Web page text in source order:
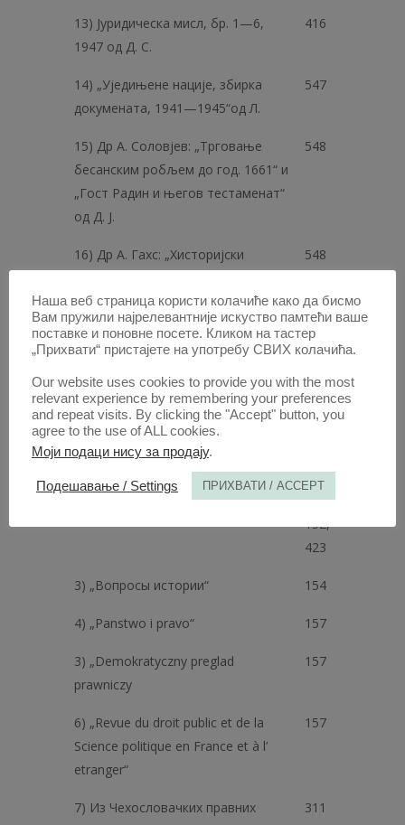
13) Јуридическа мисл, бр. 1—6,
1947 од Д. С.
416
14) „Уједињене нације, збирка
докумената, 1941—1945“од Л.
547
15) Др А. Соловјев: „Трговање
бесанским робљем до год. 1661“ и
„Гост Радин и његов тестаменат“
од Д. Ј.
548
16) Др А. Гахс: „Хисторијски
Прокоп
548
17) А. П. Климов: „Суштина
совјетске трговине“ од Б. Н.
551
Преглед часописа
1) Большевик“ стр. 144, 145, 147,
З04, 306, 308, 309, 416, 421, 553
2) „Известия Академии наук СССР“
150,
152,
423
3) „Вопросы истории“ 154
4) „Panstwo i pravo“ 157
3) „Demokratyczny preglad
prawniczy
157
6) „Revue du droit public et de la
Science politique en France et à l’
etranger“
157
7) Из Чехословачких правних
311
Наша веб страница користи колачиће како да бисмо
Вам пружили најрелевантније искуство памтећи ваше
поставке и поновне посете. Кликом на тастер
„Прихвати“ пристајете на употребу СВИХ колачића.
Our website uses cookies to provide you with the most
relevant experience by remembering your preferences
and repeat visits. By clicking the "Accept" button, you
agree to the use of ALL cookies.
Моји подаци нису за продају.
Подешавање / Settings ПРИХВАТИ / ACCEPT